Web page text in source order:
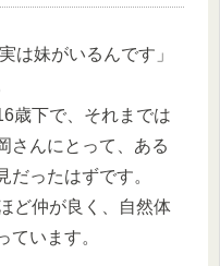
は妹がいるんです」
歳下で、それまでは
さんにとって、ある
だったはずです。
ど仲が良く、自然体
ています。